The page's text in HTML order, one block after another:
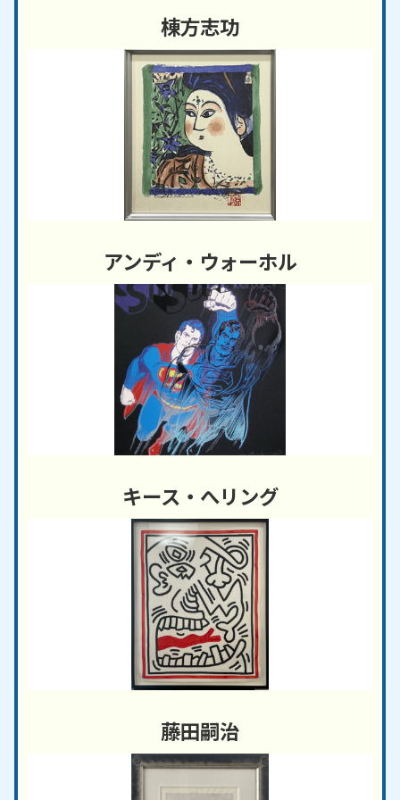
棟方志功
アンディ・ウォーホル
キース・へリング
藤田嗣治